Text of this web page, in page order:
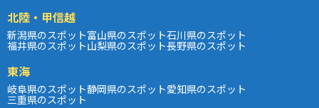
北陸・甲信越
新潟県のスポット富山県のスポット石川県のスポット
福井県のスポット山梨県のスポット長野県のスポット
東海
岐阜県のスポット静岡県のスポット愛知県のスポット
三重県のスポット